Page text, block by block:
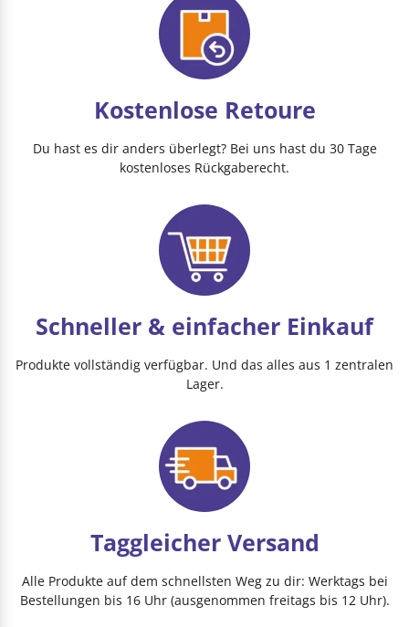
Kostenlose Retoure
Du hast es dir anders überlegt? Bei uns hast du 30 Tage
kostenloses Rückgaberecht.
Schneller & einfacher Einkauf
Produkte vollständig verfügbar. Und das alles aus 1 zentralen
Lager.
Taggleicher Versand
Alle Produkte auf dem schnellsten Weg zu dir: Werktags bei
Bestellungen bis 16 Uhr (ausgenommen freitags bis 12 Uhr).